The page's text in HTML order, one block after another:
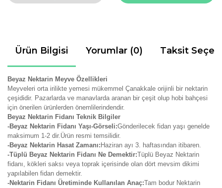
Ürün Bilgisi Yorumlar (0) Taksit
Beyaz Nektarin Meyve Özellikleri
Meyveleri orta irilikte yemesi mükemmel Çanakkale orijinli bir nektarin
çeşididir. Pazarlarda ve manavlarda aranan bir çeşit olup hobi bahçesi
için önerilen ürünlerden önemlilerindendir.
Beyaz Nektarin Fidanı Teknik Bilgiler
-Beyaz Nektarin Fidanı Yaşı-Görseli:Gönderilecek fidan yaşı genelde
maksimum 1-2 dir.Ürün resmi temsilidir.
-Beyaz Nektarin Hasat Zamanı: Haziran ayı 3. haftasından itibaren.
-Tüplü Beyaz Nektarin Fidanı Ne Demektir:Tüplü Beyaz Nektarin
fidanı, kökleri saksı veya toprak içerisinde olan dört mevsim dikimi
yapılabilen fidan demektir.
-Nektarin Fidanı Üretiminde Kullanılan Anaç:Tam bodur Nektarin